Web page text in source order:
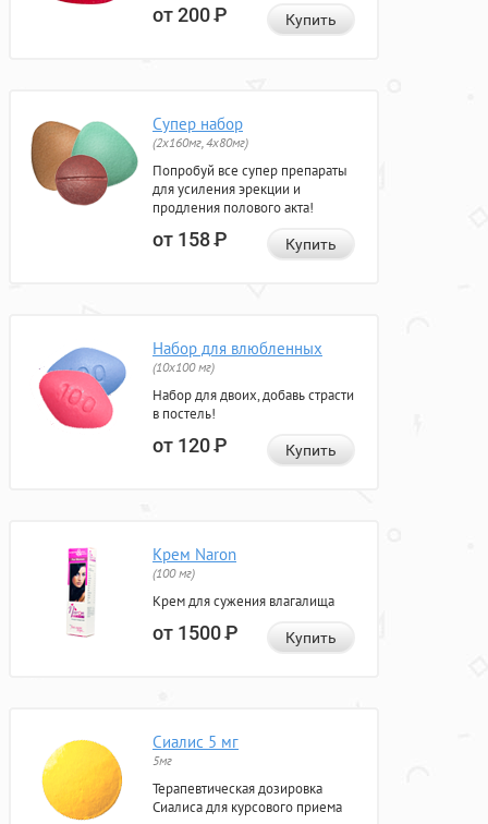
от 200Р Купить
Супер набор
(2х160мг, 4х80мг)
Попробуй все супер препараты
для усиления эрекции и
продления полового акта!
от 158Р Купить
Набор для влюбленных
(10х100 мг)
Набор для двоих, добавь страсти
в постель!
от 120Р Купить
Крем Naron
(100 мг)
Крем для сужения влагалища
от 1500Р Купить
Сиалис 5 мг
5мг
Терапевтическая дозировка
Сиалиса для курсового приема